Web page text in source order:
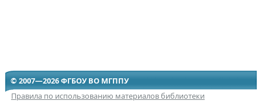
© 2007—2026 ФГБОУ ВО МГППУ
Правила по использованию материалов библиотеки